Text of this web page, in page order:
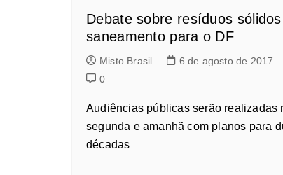
Debate sobre resíduos
saneamento para o DF
Misto Brasil
6 de agosto de 2017
0
Audiências públicas serão realizadas
segunda e amanhã com planos para
décadas